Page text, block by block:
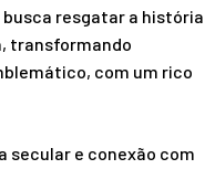
resgatar a história
transformando
com um rico
secular e conexão com